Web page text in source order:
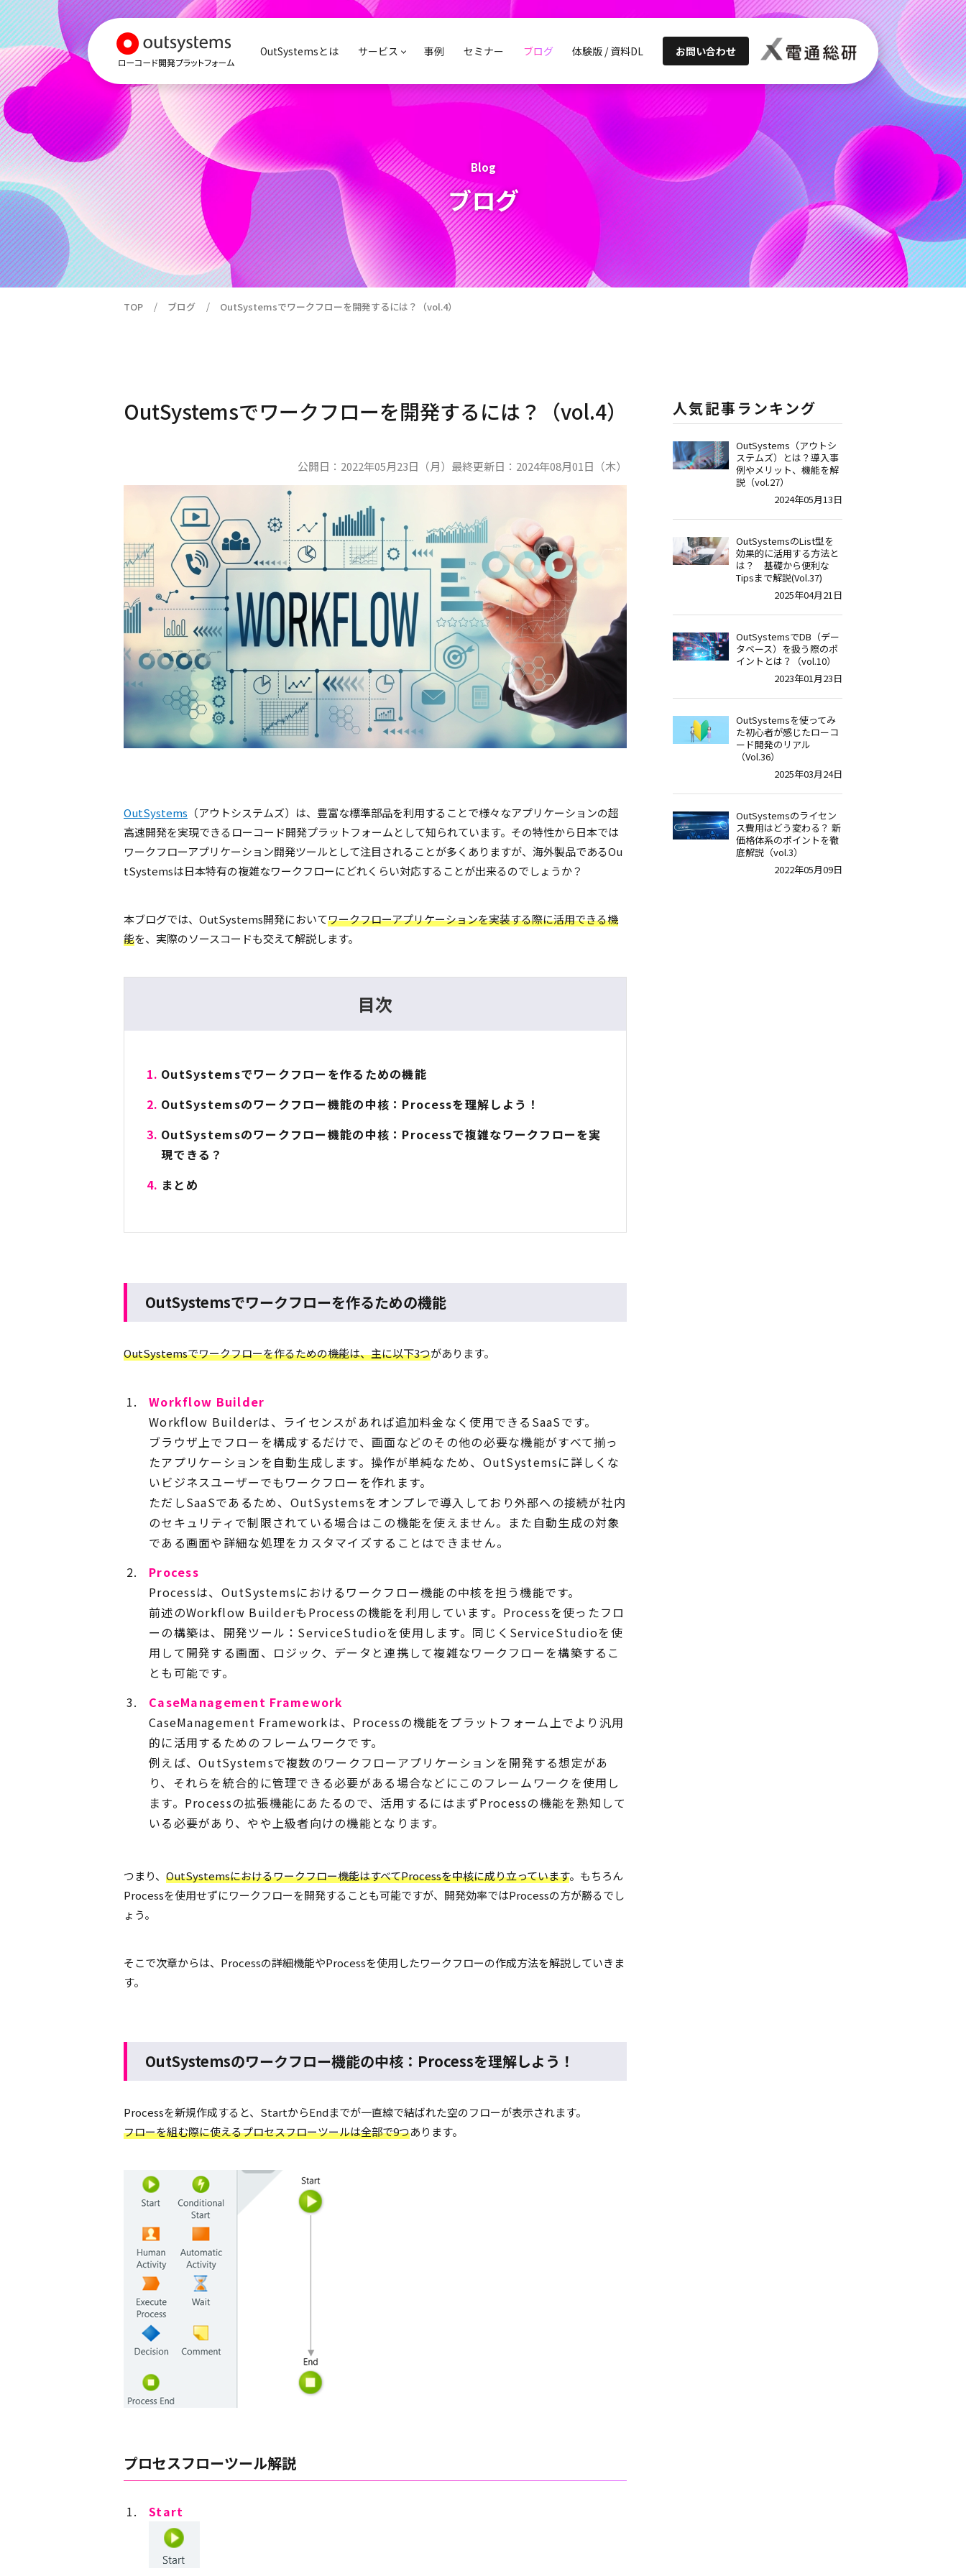
OutSystemsとは サービス 事例 セミナー ブログ 体験版 / 資料DL お問い合わせ
Blog
ブログ
TOP ブログ OutSystemsでワークフローを開発するには？（vol.4）
OutSystemsでワークフローを開発するには？（vol.4）
公開日： 2022年05月23日（月） 最終更新日： 2024年08月01日（木）
OutSystems （アウトシステムズ）は、豊富な標準部品を利用することで様々なアプリケーションの超
高速開発を実現できるローコード開発プラットフォームとして知られています。その特性から日本では
ワークフローアプリケーション開発ツールとして注目されることが多くありますが、海外製品であるOu
tSystemsは日本特有の複雑なワークフローにどれくらい対応することが出来るのでしょうか？
本ブログでは、OutSystems開発においてワークフローアプリケーションを実装する際に活用できる機
能を、実際のソースコードも交えて解説します。
目次
OutSystemsでワークフローを作るための機能
OutSystemsのワークフロー機能の中核：Processを理解しよう！
OutSystemsのワークフロー機能の中核：Processで複雑なワークフローを実
現できる？
まとめ
OutSystemsでワークフローを作るための機能
OutSystemsでワークフローを作るための機能は、主に以下3つがあります。
Workflow Builder
Workflow Builderは、ライセンスがあれば追加料金なく使用できるSaaSです。
ブラウザ上でフローを構成するだけで、画面などのその他の必要な機能がすべて揃っ
たアプリケーションを自動生成します。操作が単純なため、OutSystemsに詳しくな
いビジネスユーザーでもワークフローを作れます。
ただしSaaSであるため、OutSystemsをオンプレで導入しており外部への接続が社内
のセキュリティで制限されている場合はこの機能を使えません。また自動生成の対象
である画面や詳細な処理をカスタマイズすることはできません。
Process
Processは、OutSystemsにおけるワークフロー機能の中核を担う機能です。
前述のWorkflow BuilderもProcessの機能を利用しています。Processを使ったフロ
ーの構築は、開発ツール：ServiceStudioを使用します。同じくServiceStudioを使
用して開発する画面、ロジック、データと連携して複雑なワークフローを構築するこ
とも可能です。
CaseManagement Framework
CaseManagement Frameworkは、Processの機能をプラットフォーム上でより汎用
的に活用するためのフレームワークです。
例えば、OutSystemsで複数のワークフローアプリケーションを開発する想定があ
り、それらを統合的に管理できる必要がある場合などにこのフレームワークを使用し
ます。Processの拡張機能にあたるので、活用するにはまずProcessの機能を熟知して
いる必要があり、やや上級者向けの機能となります。
つまり、 OutSystemsにおけるワークフロー機能はすべてProcessを中核に成り立っています。もちろん
Processを使用せずにワークフローを開発することも可能ですが、開発効率ではProcessの方が勝るでし
ょう。
そこで次章からは、Processの詳細機能やProcessを使用したワークフローの作成方法を解説していきま
す。
OutSystemsのワークフロー機能の中核：Processを理解しよう！
Processを新規作成すると、StartからEndまでが一直線で結ばれた空のフローが表示されます。
フローを組む際に使えるプロセスフローツールは全部で9つあります。
プロセスフローツール解説
Start
人気記事ランキング
OutSystems（アウトシ
ステムズ）とは？導入事
例やメリット、機能を解
説（vol.27）
2024年05月13日
OutSystemsのList型を
効果的に活用する方法と
は？ 基礎から便利な
Tipsまで解説(Vol.37)
2025年04月21日
OutSystemsでDB（デー
タベース）を扱う際のポ
イントとは？（vol.10）
2023年01月23日
OutSystemsを使ってみ
た初心者が感じたローコ
ード開発のリアル
（Vol.36）
2025年03月24日
OutSystemsのライセン
ス費用はどう変わる？ 新
価格体系のポイントを徹
底解説（vol.3）
2022年05月09日